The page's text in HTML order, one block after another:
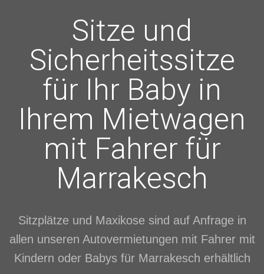
Sitze und
Sicherheitssitze
für Ihr Baby in
Ihrem Mietwagen
mit Fahrer für
Marrakesch
Sitzplätze und Maxikose sind auf Anfrage in
allen unseren Autovermietungen mit Fahrer mit
Kindern oder Babys für Marrakesch erhältlich